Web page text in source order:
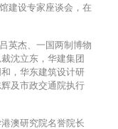
建设专家座谈会，在
英杰、一国两制博物
沈立东，华建集团
，华东建筑设计研
及市政交通院执行
澳研究院名誉院长